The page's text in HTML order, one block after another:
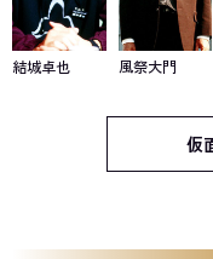
結城卓也 風祭大門
仮